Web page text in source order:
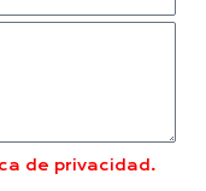
de privacidad.